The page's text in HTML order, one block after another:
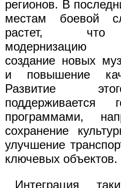
регионов. В
местам боевой
растет, что
модернизацию
создание новых
и повышение
Развитие
поддерживается
программами,
сохранение
улучшение
ключевых объектов.
Интеграция